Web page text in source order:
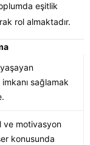
eşitlik
rol almaktadır.
sağlamak
ve motivasyon
konusunda